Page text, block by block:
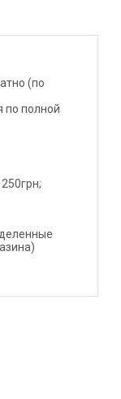
(по
по полной